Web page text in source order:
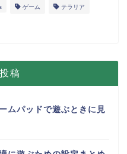
ゲーム テラリア
稿
ムパッドで遊ぶときに見